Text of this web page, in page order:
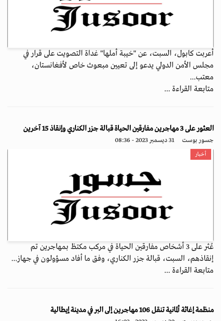
أعربت كابول، السبت، عن "خيبة أملها" غداة التصويت على قرار في
مجلس الأمن الدولي يدعو إلى تعيين مبعوث خاص لأفغانستان،
معتب...
متابعة القراءة ...
العثور على 3 مهاجرين مفارقين الحياة قبالة جزر الكناري وإنقاذ 15 آخرين
جسور بوست 31 ديسمبر 2023 - 08:36
أخبار
عُثر على 3 أشخاص مفارقين الحياة في مركب مكتظ بمهاجرين تم
إنقاذهم، السبت، قبالة جزر الكناري، وفق ما أفاد مسؤولون في جهاز...
متابعة القراءة ...
منظمة إغاثة ألمانية تنقل 106 مهاجرين إلى البر في مدينة إيطالية